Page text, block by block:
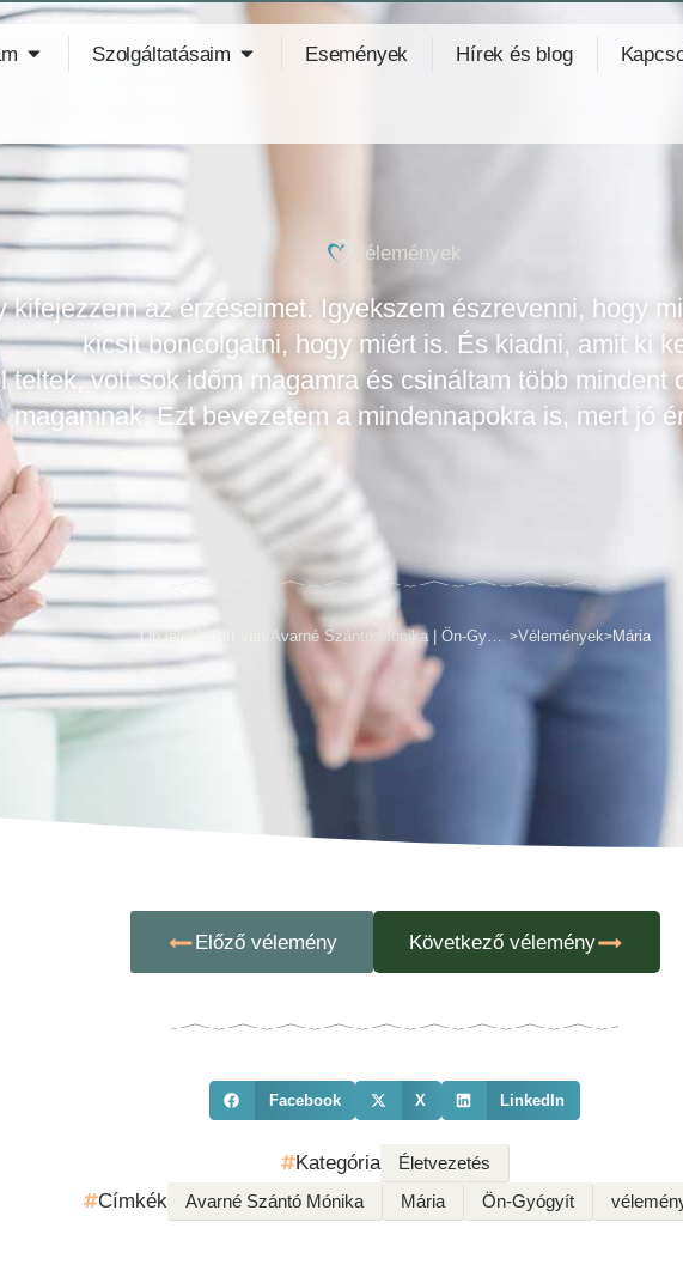
Szolgáltatásaim Események Hírek és blog
Vélemények
kifejezzem az érzéseimet. Igyekszem észrevenni, hogy
kicsit boncolgatni, hogy miért is. És kiadni, amit ki
teltek, volt sok időm magamra és csináltam több mindent
magamnak. Ezt bevezetem a mindennapokra is, mert jó
Ön jelenleg itt van: Avarné Szántó Mónika | Ön-Gyógyít >Vélemények>Mária
Előző vélemény Következő vélemény
Facebook X LinkedIn
Kategória Életvezetés
Címkék Avarné Szántó Mónika Mária Ön-Gyógyít